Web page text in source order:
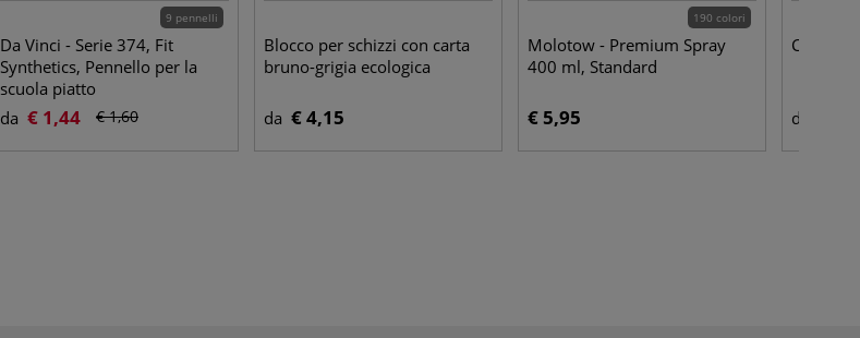
9 pennelli
Da Vinci - Serie 374, Fit
Synthetics, Pennello per la
scuola piatto
da € 1,44 € 1,60
Blocco per schizzi con carta
bruno-grigia ecologica
da € 4,15
190 colori
Molotow - Premium Spray
400 ml, Standard
€ 5,95
Cernit -
da